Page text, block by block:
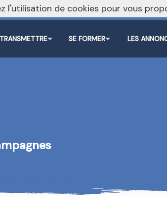
TRANSMETTRE SE FORMER LES
l'utilisation de cookies pour vous